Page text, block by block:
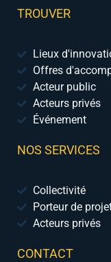
TROUVER
Lieux
Offres
Acteur public
Acteurs privés
Événement
NOS SERVICES
Collectivité
Porteur de
Acteurs privés
CONTACT